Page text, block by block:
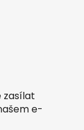
zasílat
e-